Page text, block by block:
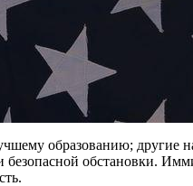
образованию; другие
обстановки.